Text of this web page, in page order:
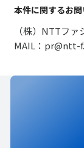
本件に関するお
（株）NTTフ
MAIL：pr@ntt-